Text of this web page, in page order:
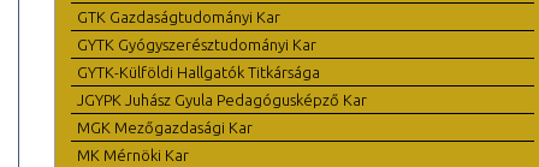
GTK Gazdaságtudományi Kar
GYTK Gyógyszerésztudományi Kar
GYTK-Külföldi Hallgatók Titkársága
JGYPK Juhász Gyula Pedagógusképző Kar
MGK Mezőgazdasági Kar
MK Mérnöki Kar